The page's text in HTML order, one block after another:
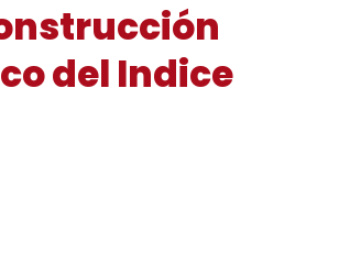
del Indice